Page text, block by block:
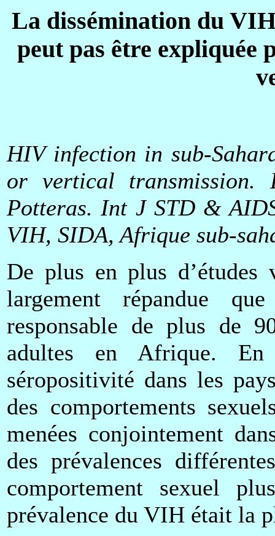
La dissémination du
peut pas être expliquée
HIV infection in sub-
or vertical transmission.
Potteras. Int J STD &
VIH, SIDA, Afrique sub-
De plus en plus d’études
largement répandue
responsable de plus de
adultes en Afrique.
séropositivité dans les
des comportements
menées conjointement
des prévalences
comportement sexuel
prévalence du VIH était la